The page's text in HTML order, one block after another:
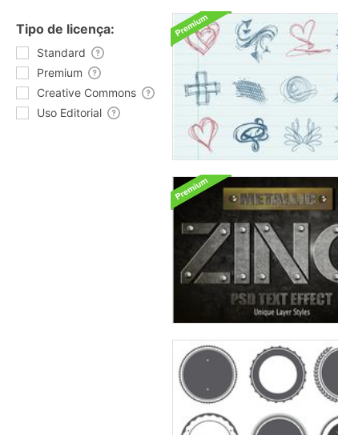
Tipo de licença:
Standard
Premium
Creative Commons
Uso Editorial